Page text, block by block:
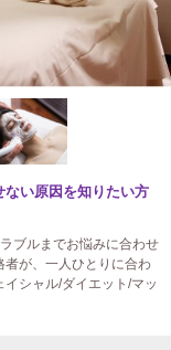
ない原因を知りたい方
ブルまでお悩みに合わせ
者が、一人ひとりに合わ
シャル/ダイエット/マッ